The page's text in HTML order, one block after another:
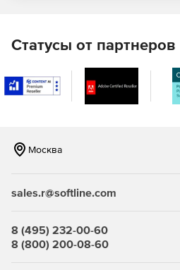
ray дисков
Монтаж и просмотр дисков в
Создание навигационного
персональных
качестве дополнительного
Мастер рабочего стола
Статусы от партнеров
Москва
sales.r@softline.com
8 (495) 232-00-60
8 (800) 200-08-60